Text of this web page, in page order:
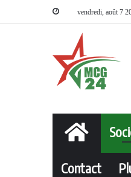
vendredi, août 7
Accueil
Contact